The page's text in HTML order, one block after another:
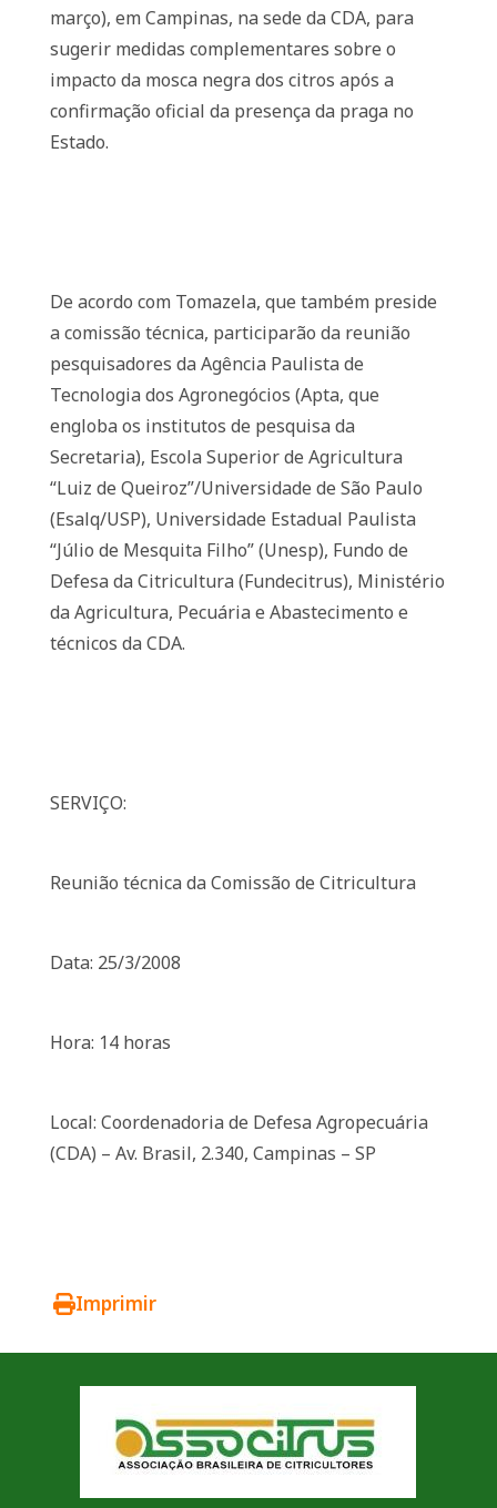
março), em Campinas, na sede da CDA, para
sugerir medidas complementares sobre o
impacto da mosca negra dos citros após a
confirmação oficial da presença da praga no
Estado.
De acordo com Tomazela, que também preside
a comissão técnica, participarão da reunião
pesquisadores da Agência Paulista de
Tecnologia dos Agronegócios (Apta, que
engloba os institutos de pesquisa da
Secretaria), Escola Superior de Agricultura
“Luiz de Queiroz”/Universidade de São Paulo
(Esalq/USP), Universidade Estadual Paulista
“Júlio de Mesquita Filho” (Unesp), Fundo de
Defesa da Citricultura (Fundecitrus), Ministério
da Agricultura, Pecuária e Abastecimento e
técnicos da CDA.
SERVIÇO:
Reunião técnica da Comissão de Citricultura
Data: 25/3/2008
Hora: 14 horas
Local: Coordenadoria de Defesa Agropecuária
(CDA) – Av. Brasil, 2.340, Campinas – SP
Imprimir